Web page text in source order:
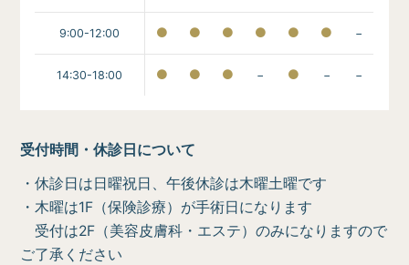
9:00-12:00 −
14:30-18:00 − − −
受付時間・休診日について
・休診日は日曜祝日、午後休診は木曜土曜です
・木曜は1F（保険診療）が手術日になります
受付は2F（美容皮膚科・エステ）のみになりますので
ご了承ください